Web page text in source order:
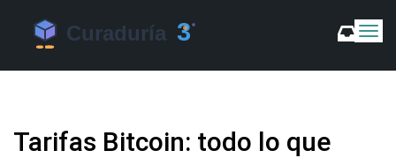
C
m
Tarifas Bitcoin: todo lo que